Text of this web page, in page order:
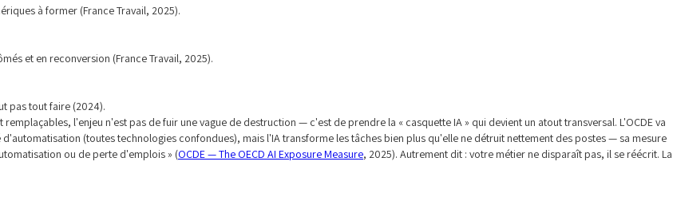
à former (France Travail, 2025).
et en reconversion (France Travail, 2025).
pas tout faire (2024).
l'enjeu n'est pas de fuir une vague de destruction — c'est de prendre la « casquette IA » qui devient un atout transversal. L'OCDE va
(toutes technologies confondues), mais l'IA transforme les tâches bien plus qu'elle ne détruit nettement des postes — sa mesure
ou de perte d'emplois » (OCDE — The OECD AI Exposure Measure, 2025). Autrement dit : votre métier ne disparaît pas, il se réécrit. La